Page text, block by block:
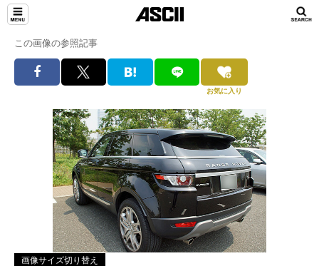
この画像の参照記事
お気に入り
画像サイズ切り替え